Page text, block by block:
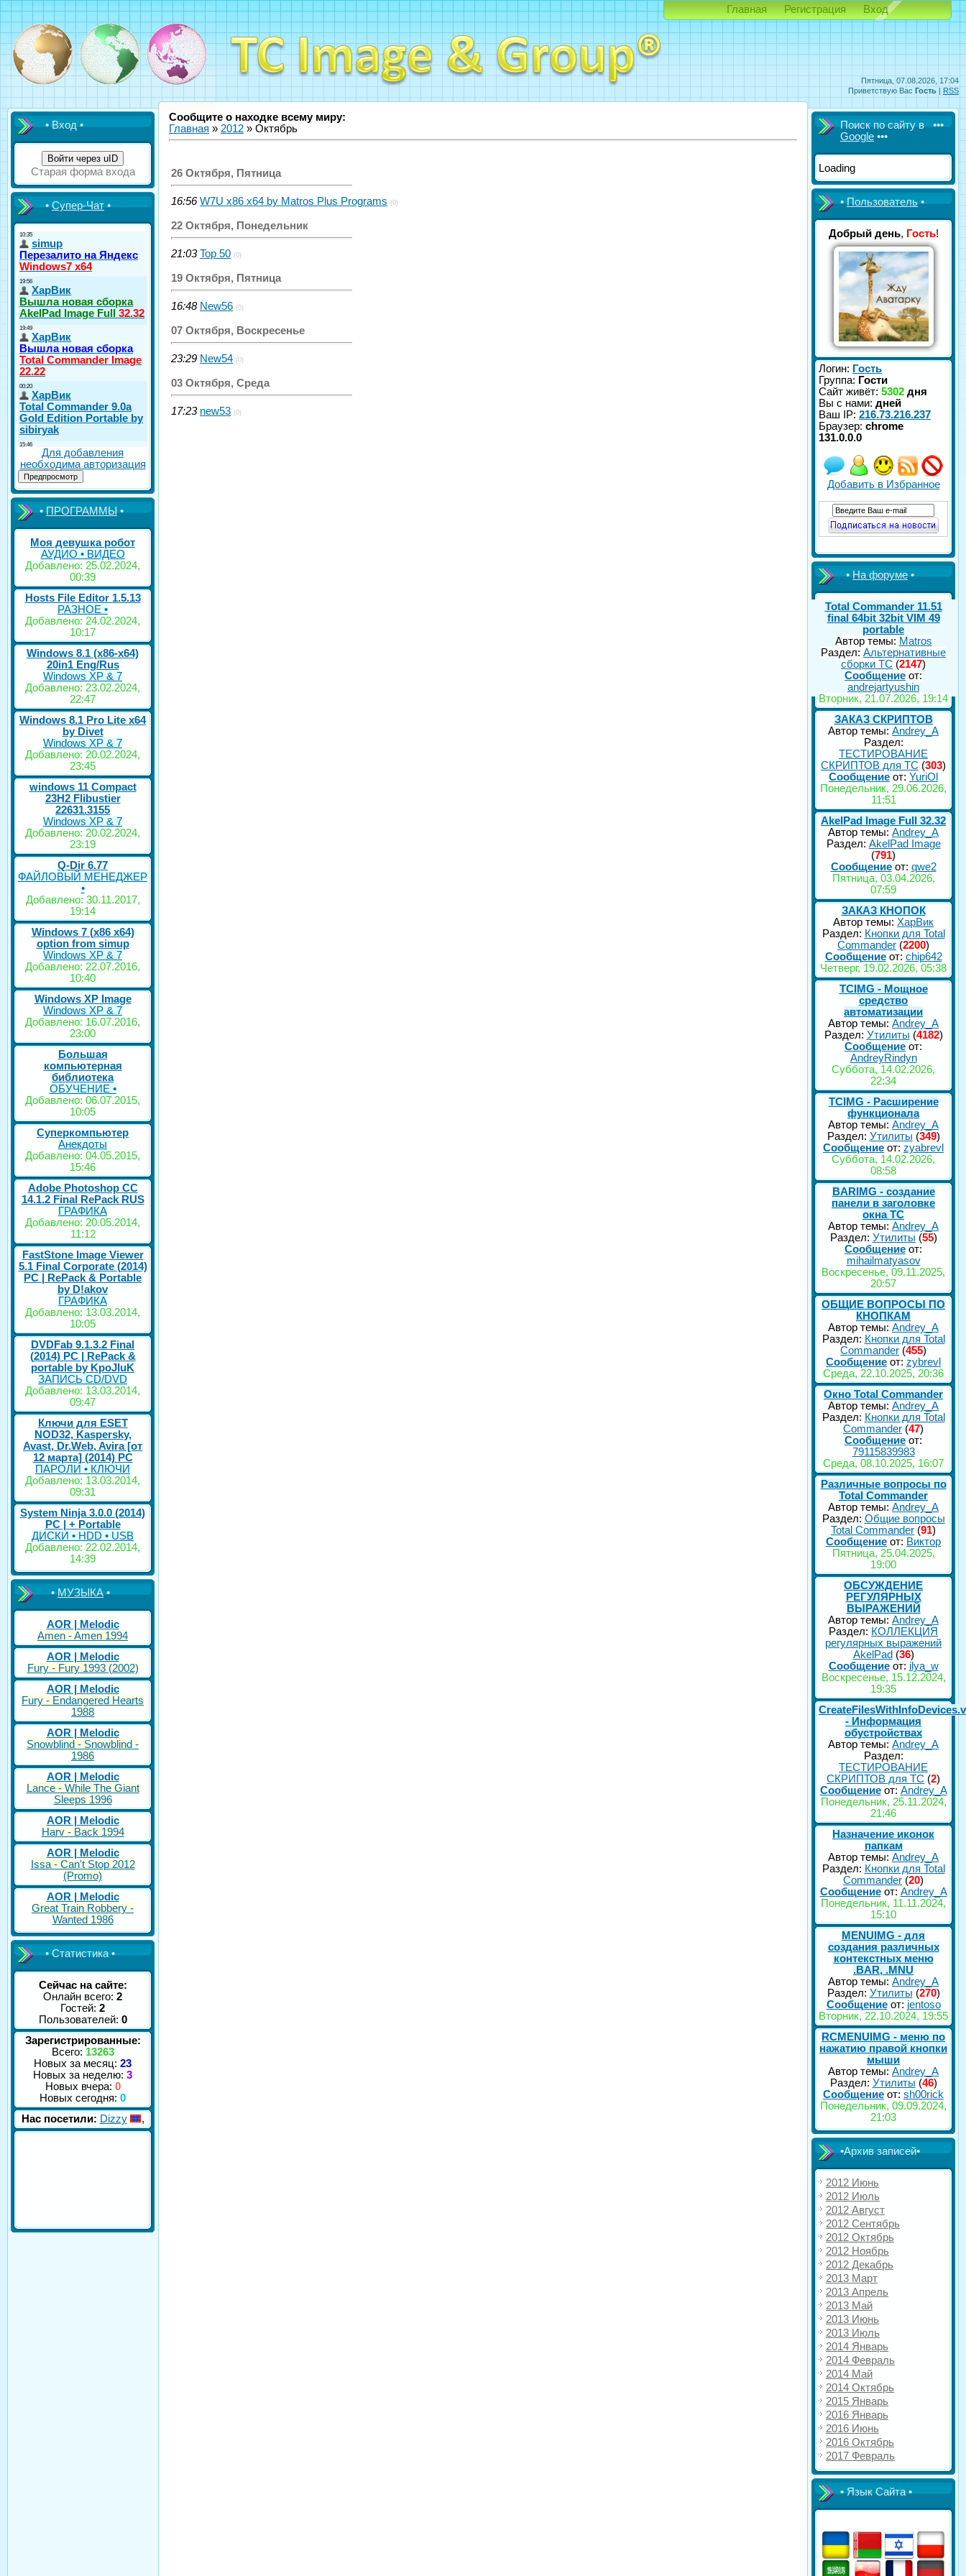
Пятница, 07.08.2026, 17:04
Приветствую Вас Гость | RSS
Главная Регистрация Вход
• Вход •
Войти через uID
Старая форма входа
•Супер-Чат•
Для добавления
необходима авторизация
•ПРОГРАММЫ•
Моя девушка робот
АУДИО • ВИДЕО
Добавлено: 25.02.2024,
00:39
Hosts File Editor 1.5.13
РАЗНОЕ •
Добавлено: 24.02.2024,
10:17
Windows 8.1 (x86-x64)
20in1 Eng/Rus
Windows XP & 7
Добавлено: 23.02.2024,
22:47
Windows 8.1 Pro Lite x64
by Divet
Windows XP & 7
Добавлено: 20.02.2024,
23:45
windows 11 Compact
23H2 Flibustier
22631.3155
Windows XP & 7
Добавлено: 20.02.2024,
23:19
Q-Dir 6.77
ФАЙЛОВЫЙ МЕНЕДЖЕР
•
Добавлено: 30.11.2017,
19:14
Windows 7 (x86 x64)
option from simup
Windows XP & 7
Добавлено: 22.07.2016,
10:40
Windows XP Image
Windows XP & 7
Добавлено: 16.07.2016,
23:00
Большая
компьютерная
библиотека
ОБУЧЕНИЕ •
Добавлено: 06.07.2015,
10:05
Суперкомпьютер
Анекдоты
Добавлено: 04.05.2015,
15:46
Adobe Photoshop CC
14.1.2 Final RePack RUS
ГРАФИКА
Добавлено: 20.05.2014,
11:12
FastStone Image Viewer
5.1 Final Corporate (2014)
РС | RePack & Portable
by D!akov
ГРАФИКА
Добавлено: 13.03.2014,
10:05
DVDFab 9.1.3.2 Final
(2014) PC | RePack &
portable by KpoJIuK
ЗАПИСЬ CD/DVD
Добавлено: 13.03.2014,
09:47
Ключи для ESET
NOD32, Kaspersky,
Avast, Dr.Web, Avira [от
12 марта] (2014) PC
ПАРОЛИ • КЛЮЧИ
Добавлено: 13.03.2014,
09:31
System Ninja 3.0.0 (2014)
РС | + Portable
ДИСКИ • HDD • USB
Добавлено: 22.02.2014,
14:39
•МУЗЫКА•
AOR | Melodic
Amen - Amen 1994
AOR | Melodic
Fury - Fury 1993 (2002)
AOR | Melodic
Fury - Endangered Hearts
1988
AOR | Melodic
Snowblind - Snowblind -
1986
AOR | Melodic
Lance - While The Giant
Sleeps 1996
AOR | Melodic
Harv - Back 1994
AOR | Melodic
Issa - Can't Stop 2012
(Promo)
AOR | Melodic
Great Train Robbery -
Wanted 1986
• Статистика •
Сейчас на сайте:
Онлайн всего: 2
Гостей: 2
Пользователей: 0
Зарегистрированные:
Всего: 13263
Новых за месяц: 23
Новых за неделю: 3
Новых вчера: 0
Новых сегодня: 0
Нас посетили: Dizzy ,
Сообщите о находке всему миру:
Главная » 2012 » Октябрь
26 Октября, Пятница
16:56 W7U x86 x64 by Matros Plus Programs (0)
22 Октября, Понедельник
21:03 Top 50 (0)
19 Октября, Пятница
16:48 New56 (0)
07 Октября, Воскресенье
23:29 New54 (0)
03 Октября, Среда
17:23 new53 (0)
Поиск по сайту в •••
Google •••
Loading
•Пользователь•
Добрый день, Гость!
Логин: Гость
Группа: Гости
Сайт живёт: 5302 дня
Вы с нами: дней
Ваш IP: 216.73.216.237
Браузер: chrome
131.0.0.0
Добавить в Избранное
•На форуме•
Total Commander 11.51
final 64bit 32bit VIM 49
portable
Автор темы: Matros
Раздел: Альтернативные
сборки ТС (2147)
Сообщение от:
andrejartyushin
Вторник, 21.07.2026, 19:14
ЗАКАЗ СКРИПТОВ
Автор темы: Andrey_A
Раздел:
ТЕСТИРОВАНИЕ
СКРИПТОВ для TC (303)
Сообщение от: YuriOl
Понедельник, 29.06.2026,
11:51
AkelPad Image Full 32.32
Автор темы: Andrey_A
Раздел: AkelPad Image
(791)
Сообщениеот: qwe2
Пятница, 03.04.2026,
07:59
ЗАКАЗ КНОПОК
Автор темы: ХарВик
Раздел: Кнопки для Total
Commander (2200)
Сообщениеот: chip642
Четверг, 19.02.2026, 05:38
TCIMG - Мощное
средство
автоматизации
Автор темы: Andrey_A
Раздел: Утилиты (4182)
Сообщение от:
AndreyRindyn
Суббота, 14.02.2026,
22:34
TCIMG - Расширение
функционала
Автор темы: Andrey_A
Раздел: Утилиты (349)
Сообщение от: zyabrevl
Суббота, 14.02.2026,
08:58
BARIMG - создание
панели в заголовке
окна TC
Автор темы: Andrey_A
Раздел: Утилиты (55)
Сообщение от:
mihailmatyasov
Воскресенье, 09.11.2025,
20:57
ОБЩИЕ ВОПРОСЫ ПО
КНОПКАМ
Автор темы: Andrey_A
Раздел: Кнопки для Total
Commander (455)
Сообщение от: zybrevl
Среда, 22.10.2025, 20:36
Окно Total Commander
Автор темы: Andrey_A
Раздел: Кнопки для Total
Commander (47)
Сообщение от:
79115839983
Среда, 08.10.2025, 16:07
Различные вопросы по
Total Commander
Автор темы: Andrey_A
Раздел: Общие вопросы
Total Commander (91)
Сообщение от: Виктор
Пятница, 25.04.2025,
19:00
ОБСУЖДЕНИЕ
РЕГУЛЯРНЫХ
ВЫРАЖЕНИЙ
Автор темы: Andrey_A
Раздел: КОЛЛЕКЦИЯ
регулярных выражений
AkelPad (36)
Сообщениеот: ilya_w
Воскресенье, 15.12.2024,
19:35
- Информация
обустройствах
Автор темы: Andrey_A
Раздел:
ТЕСТИРОВАНИЕ
СКРИПТОВ для TC (2)
Сообщениеот: Andrey_A
Понедельник, 25.11.2024,
21:46
Назначение иконок
папкам
Автор темы: Andrey_A
Раздел: Кнопки для Total
Commander (20)
Сообщениеот: Andrey_A
Понедельник, 11.11.2024,
15:10
MENUIMG - для
создания различных
контекстных меню
.BAR, .MNU
Автор темы: Andrey_A
Раздел: Утилиты (270)
Сообщениеот: jentoso
Вторник, 22.10.2024, 19:55
RCMENUIMG - меню по
нажатию правой кнопки
мыши
Автор темы: Andrey_A
Раздел: Утилиты (46)
Сообщение от: sh00rick
Понедельник, 09.09.2024,
21:03
•Архив записей•
2012 Июнь
2012 Июль
2012 Август
2012 Сентябрь
2012 Октябрь
2012 Ноябрь
2012 Декабрь
2013 Март
2013 Апрель
2013 Май
2013 Июнь
2013 Июль
2014 Январь
2014 Февраль
2014 Май
2014 Октябрь
2015 Январь
2016 Январь
2016 Июнь
2016 Октябрь
2017 Февраль
• Язык Сайта •